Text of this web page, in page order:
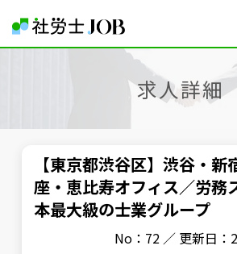
社労士の転職・求人情報サイト
求人詳細
【東京都渋谷区】渋谷・
座・恵比寿オフィス／労務
本最大級の士業グループ
No：72 ／ 更新日：